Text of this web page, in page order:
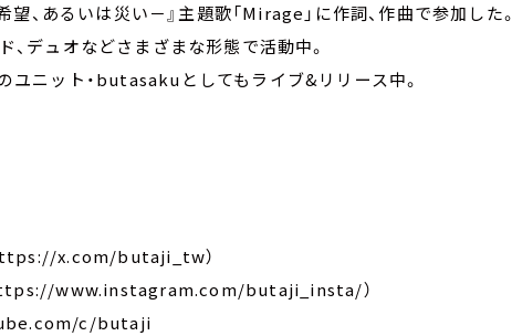
、あるいは災い－』主題歌「Mirage」に作詞、作曲で参加した。
デュオなどさまざまな形態で活動中。
ユニット・butasakuとしてもライブ&リリース中。
x.com/butaji_tw）
www.instagram.com/butaji_insta/）
c/butaji